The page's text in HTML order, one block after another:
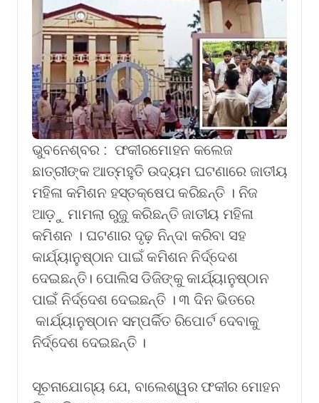
ଭୁବନେଶ୍ବର : ଫକୀରମୋହନ କଲେଜ
ଛାତ୍ରୀଙ୍କ ଆତ୍ମହୁତି ଉଦ୍ୟମ ଘଟଣାରେ ଜାତୀୟ
ମହିଳା କମିଶନ ହସ୍ତକ୍ଷେପ କରିଛନ୍ତି । ନିଜ
ଆଡ଼ୁ ମାମଲା ରୁଜୁ କରିଛନ୍ତି ଜାତୀୟ ମହିଳା
କମିଶନ । ଘଟଣାର ଦୃଢ଼ ନିନ୍ଦା କରିବା ସହ
କାର୍ଯ୍ୟାନୁଷ୍ଠାନ ପାଇଁ କମିଶନ ନିର୍ଦ୍ଦେଶ
ଦେଇଛନ୍ତି। ପୋଲିସ ଡିଜିଙ୍କୁ କାର୍ଯ୍ୟାନୁଷ୍ଠାନ
ପାଇଁ ନିର୍ଦ୍ଦେଶ ଦେଇଛନ୍ତି । ୩ ଦିନ ଭିତରେ
କାର୍ଯ୍ୟାନୁଷ୍ଠାନ ସମ୍ପର୍କିତ ରିପୋର୍ଟ ଦେବାକୁ
ନିର୍ଦ୍ଦେଶ ଦେଇଛନ୍ତି ।
ସୂଚନାଯୋଗ୍ୟ ଯେ, ବାଲେଶ୍ୱର ଫକୀର ମୋହନ